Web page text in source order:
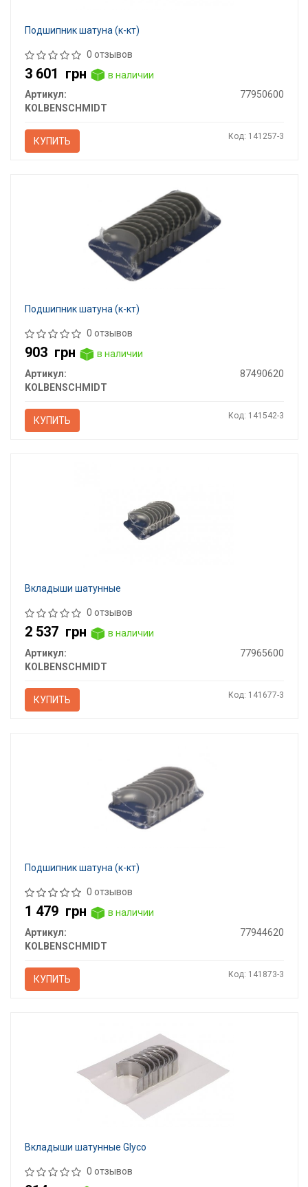
Подшипник шатуна (к-кт)
0 отзывов
3 601 грн
в наличии
Артикул:
77950600
KOLBENSCHMIDT
КУПИТЬ Код: 141257-3
Подшипник шатуна (к-кт)
0 отзывов
903 грн
в наличии
Артикул:
87490620
KOLBENSCHMIDT
КУПИТЬ Код: 141542-3
Вкладыши шатунные
0 отзывов
2 537 грн
в наличии
Артикул:
77965600
KOLBENSCHMIDT
КУПИТЬ Код: 141677-3
Подшипник шатуна (к-кт)
0 отзывов
1 479 грн
в наличии
Артикул:
77944620
KOLBENSCHMIDT
КУПИТЬ Код: 141873-3
Вкладыши шатунные Glyco
0 отзывов